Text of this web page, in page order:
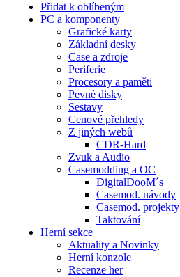
Přidat k oblíbeným
PC a komponenty
Grafické karty
Základní desky
Case a zdroje
Periferie
Procesory a paměti
Pevné disky
Sestavy
Cenové přehledy
Z jiných webů
CDR-Hard
Zvuk a Audio
Casemodding a OC
DigitalDooM´s
Casemod. návody
Casemod. projekty
Taktování
Herní sekce
Aktuality a Novinky
Herní konzole
Recenze her